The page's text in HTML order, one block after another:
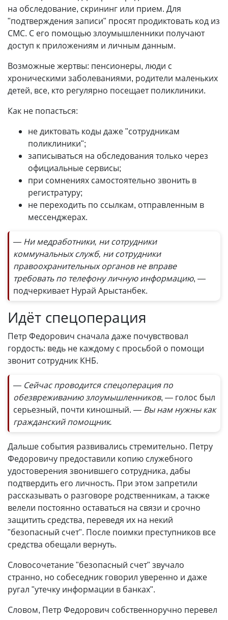
на обследование, скрининг или прием. Для
"подтверждения записи" просят продиктовать код из
СМС. С его помощью зло­умышленники получают
доступ к приложениям и личным данным.
Возможные жертвы: пенсионеры, люди с
хроническими заболеваниями, родители маленьких
детей, все, кто регулярно посещает поликлиники.
Как не попасться:
не диктовать коды даже "сотрудникам
поликлиники";
записываться на обследования только через
официальные сервисы;
при сомнениях самостоятельно звонить в
регистратуру;
не переходить по ссылкам, отправленным в
мессенджерах.
— Ни медработники, ни сотрудники
коммунальных служб, ни сотрудники
правоохранительных органов не вправе
требовать по телефону личную информацию, —
подчеркивает Нурай Арыстанбек.
Идёт спецоперация
Петр Федорович сначала даже почувствовал
гордость: ведь не каждому с просьбой о помощи
звонит сотрудник КНБ.
— Сейчас проводится спец­операция по
обезвреживанию злоумышленников, — голос был
серьезный, почти киношный. — Вы нам нужны как
гражданский помощник.
Дальше события развивались стремительно. Петру
Федоровичу предоставили копию служебного
удостоверения звонившего сотрудника, дабы
подтвердить его личность. При этом запретили
рассказывать о разговоре родственникам, а также
велели постоянно оставаться на связи и срочно
защитить средства, переведя их на некий
"безопасный счет". После поимки преступников все
средства обещали вернуть.
Словосочетание "безопасный счет" звучало
странно, но собеседник говорил уверенно и даже
ругал "утечку информации в банках".
Словом, Петр Федорович собственноручно перевел